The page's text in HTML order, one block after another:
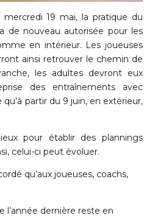
mercredi 19 mai, la pratique du
de nouveau autorisée pour les
en intérieur. Les joueuses
ainsi retrouver le chemin de
les adultes devront eux
des entraînements avec
partir du 9 juin, en extérieur,
pour établir des plannings
celui-ci peut évoluer.
qu’aux joueuses, coachs,
l’année dernière reste en